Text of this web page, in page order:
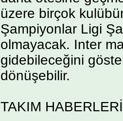
üzere birçok
Şampiyonlar Ligi
olmayacak. Inter
gidebileceğini
dönüşebilir.
TAKIM HABERLERİ